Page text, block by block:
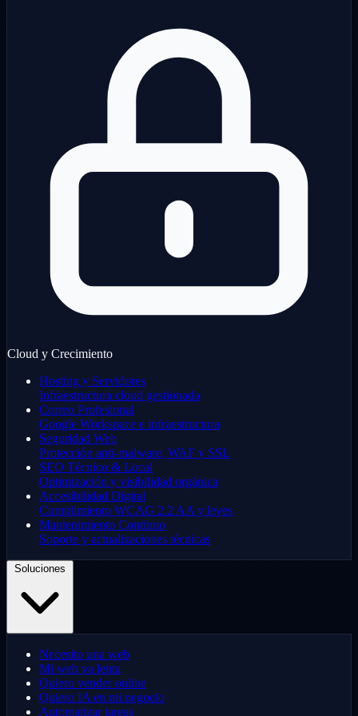
Cloud y Crecimiento
Hosting y Servidores
Infraestructura cloud gestionada
Correo Profesional
Google Workspace e infraestructura
Seguridad Web
Protección anti-malware, WAF y SSL
SEO Técnico & Local
Optimización y visibilidad orgánica
Accesibilidad Digital
Cumplimiento WCAG 2.2 AA y leyes
Mantenimiento Continuo
Soporte y actualizaciones técnicas
Necesito una web
Mi web va lenta
Quiero vender online
Quiero IA en mi negocio
Automatizar tareas